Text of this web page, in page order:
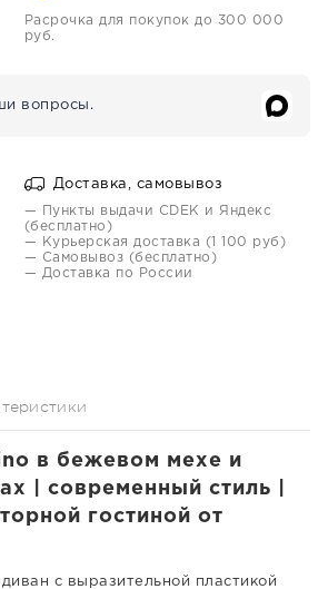
Расрочка для покупок до 300 000
руб.
вопросы.
Доставка, самовывоз
— Пункты выдачи CDEK и Яндекс
(бесплатно)
— Курьерская доставка (1 100 руб)
— Самовывоз (бесплатно)
— Доставка по России
в бежевом мехе и
| современный стиль |
гостиной от
с выразительной пластикой